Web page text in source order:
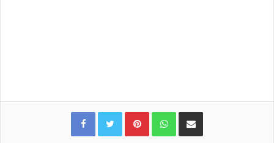
Pinterest WhatsApp